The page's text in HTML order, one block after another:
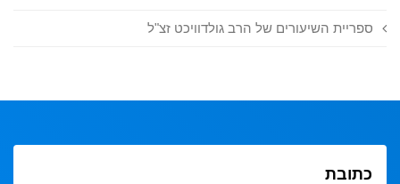
ספריית השיעורים של הרב גולדוויכט זצ"ל
כתובת